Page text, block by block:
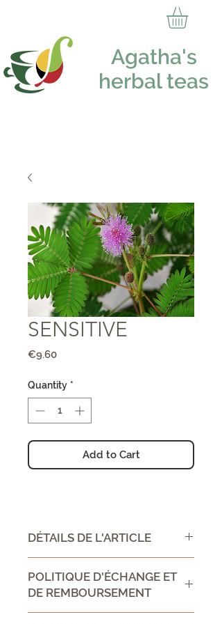
Agatha's
herbal teas
SENSITIVE
€9.60Price
Quantity *
Add to Cart
DÉTAILS DE L'ARTICLE
DIRECTIONS FOR USE :
Ingrédient:
POLITIQUE D'ÉCHANGE ET
DE REMBOURSEMENT